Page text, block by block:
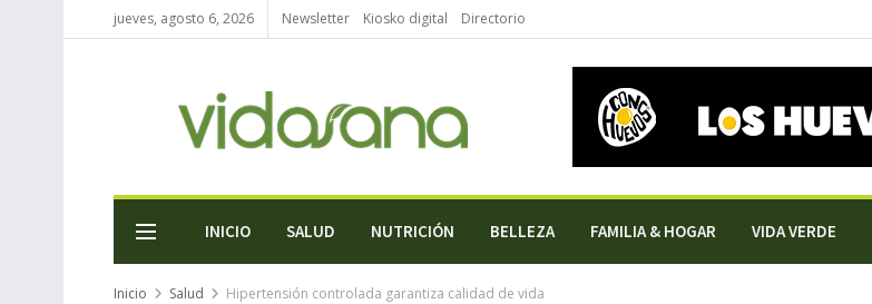
jueves, agosto 6, 2026 Newsletter Kiosko digital Directorio
INICIO SALUD NUTRICIÓN BELLEZA FAMILIA & HOGAR VIDA VERDE
Inicio Salud Hipertensión controlada garantiza calidad de vida